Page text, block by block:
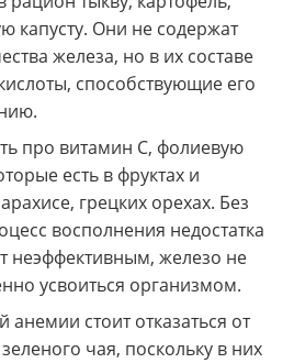
капусту. Они не содержат
железа, но в их составе
способствующие его
про витамин С, фолиевую
есть в фруктах и
грецких орехах. Без
восполнения недостатка
неэффективным, железо не
усвоиться организмом.
анемии стоит отказаться от
чая, поскольку в них